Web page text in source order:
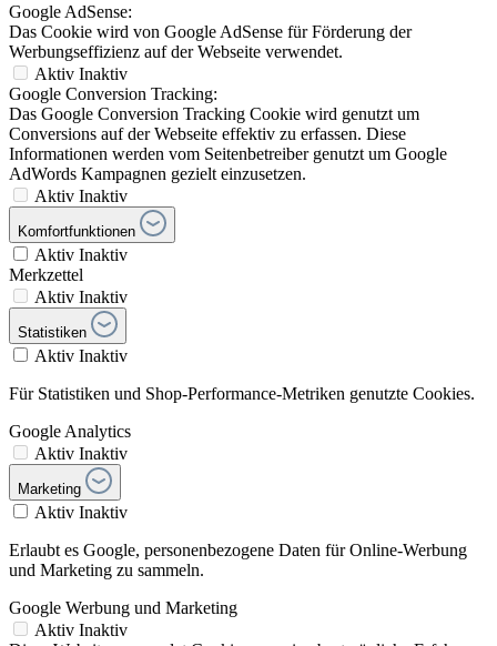
Google AdSense:
Das Cookie wird von Google AdSense für Förderung der
Werbungseffizienz auf der Webseite verwendet.
Aktiv Inaktiv
Google Conversion Tracking:
Das Google Conversion Tracking Cookie wird genutzt um
Conversions auf der Webseite effektiv zu erfassen. Diese
Informationen werden vom Seitenbetreiber genutzt um Google
AdWords Kampagnen gezielt einzusetzen.
Aktiv Inaktiv
Komfortfunktionen
Aktiv Inaktiv
Merkzettel
Aktiv Inaktiv
Statistiken
Aktiv Inaktiv
Für Statistiken und Shop-Performance-Metriken genutzte Cookies.
Google Analytics
Aktiv Inaktiv
Marketing
Aktiv Inaktiv
Erlaubt es Google, personenbezogene Daten für Online-Werbung
und Marketing zu sammeln.
Google Werbung und Marketing
Aktiv Inaktiv